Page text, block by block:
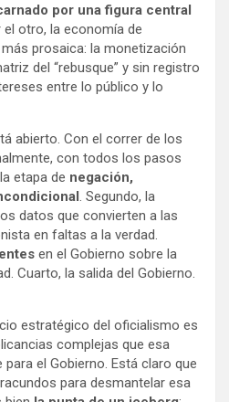
por una figura central
el otro, la economía de
prosaica: la monetización
del “rebusque” y sin registro
entre lo público y lo
abierto. Con el correr de los
con todos los pasos
etapa de negación,
. Segundo, la
datos que convierten a las
en faltas a la verdad.
en el Gobierno sobre la
Cuarto, la salida del Gobierno.
estratégico del oficialismo es
complejas que esa
el Gobierno. Está claro que
para desmantelar esa